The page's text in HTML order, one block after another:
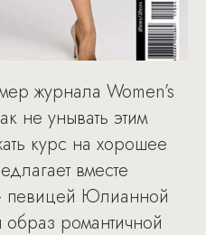
журнала Women’s
не унывать этим
курс на хорошее
вместе
певицей Юлианной
романтичной